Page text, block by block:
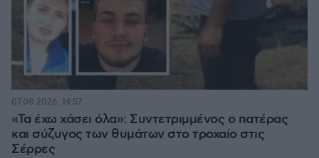
«Τα έχω χάσει όλα»: Συντετριμμένος ο πατέρας
και σύζυγος των θυμάτων στο τροχαίο στις
Σέρρες
07.08.2026, 14:57